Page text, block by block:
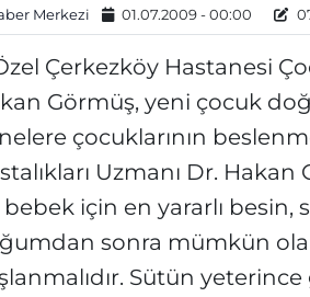
Merkezi 01.07.2009 - 00:00
Çerkezköy Hastanesi
Görmüş, yeni çocuk
çocuklarının
Uzmanı Dr.
için en yararlı besin,
sonra mümkün
Sütün